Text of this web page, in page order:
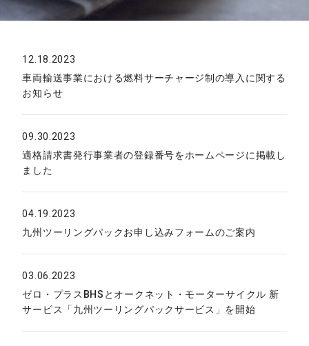
12.18.2023
車両輸送事業における燃料サーチャージ制の導入に関する
お知らせ
09.30.2023
適格請求書発行事業者の登録番号をホームページに掲載し
ました
04.19.2023
九州ツーリングパックお申し込みフォームのご案内
03.06.2023
ゼロ・プラスBHSとオークネット・モーターサイクル 新
サービス「九州ツーリングパックサービス」を開始